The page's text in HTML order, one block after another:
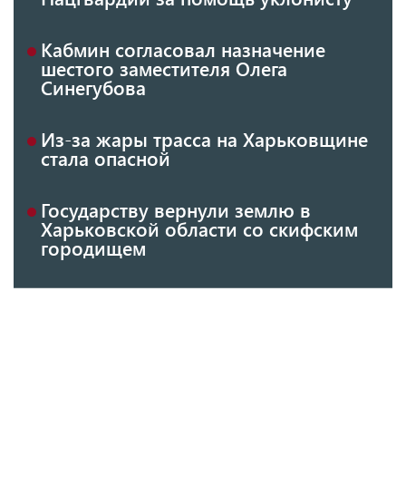
Кабмин согласовал назначение
шестого заместителя Олега
Синегубова
Из-за жары трасса на Харьковщине
стала опасной
Государству вернули землю в
Харьковской области со скифским
городищем